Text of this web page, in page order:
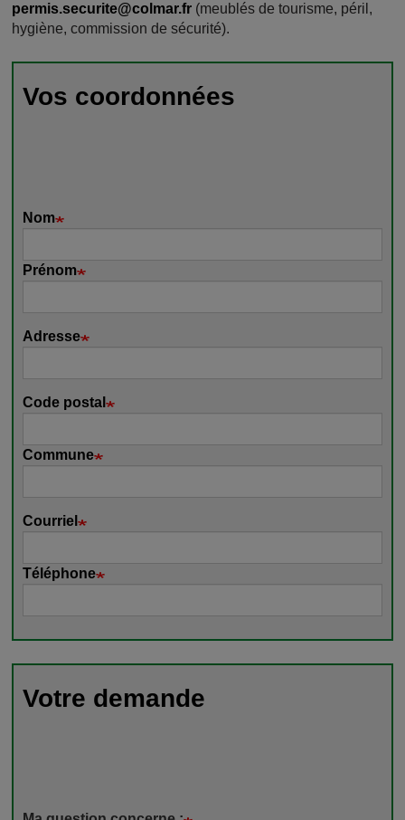
permis.securite@colmar.fr (meublés de tourisme, péril,
hygiène, commission de sécurité).
Vos coordonnées
Nom
Prénom
Adresse
Code postal
Commune
Courriel
Téléphone
Votre demande